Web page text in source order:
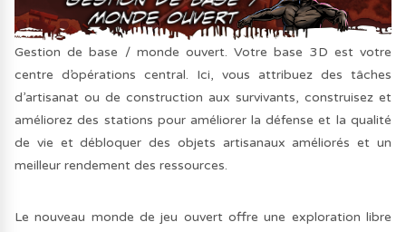
Gestion de base / monde ouvert. Votre base 3D est votre
centre d’opérations central. Ici, vous attribuez des tâches
d’artisanat ou de construction aux survivants, construisez et
améliorez des stations pour améliorer la défense et la qualité
de vie et débloquer des objets artisanaux améliorés et un
meilleur rendement des ressources.
Le nouveau monde de jeu ouvert offre une exploration libre